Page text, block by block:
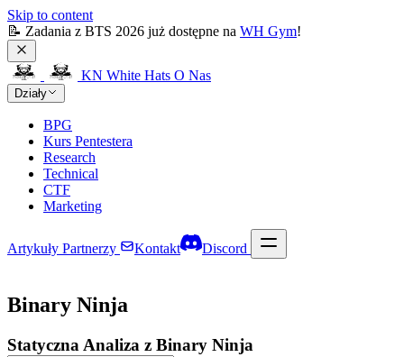
Skip to content
📝 Zadania z BTS 2026 już dostępne na WH Gym!
KN White Hats O Nas
Działy
BPG
Kurs Pentestera
Research
Technical
CTF
Marketing
Artykuły Partnerzy Kontakt Discord
Binary Ninja
Statyczna Analiza z Binary Ninja